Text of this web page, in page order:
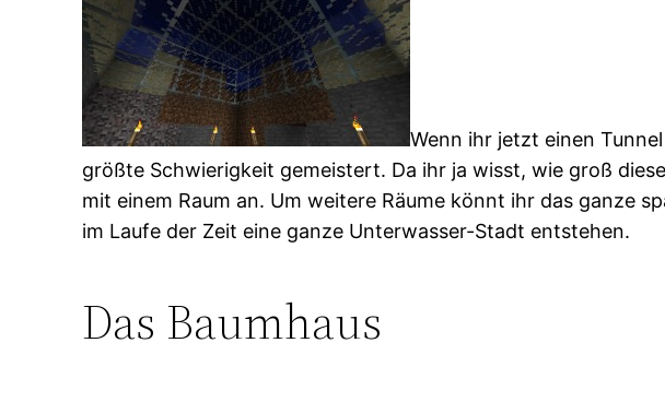
Wenn ihr jetzt einen
größte Schwierigkeit gemeistert. Da ihr ja wisst, wie groß
mit einem Raum an. Um weitere Räume könnt ihr das ganze
im Laufe der Zeit eine ganze Unterwasser-Stadt entstehen.
Das Baumhaus